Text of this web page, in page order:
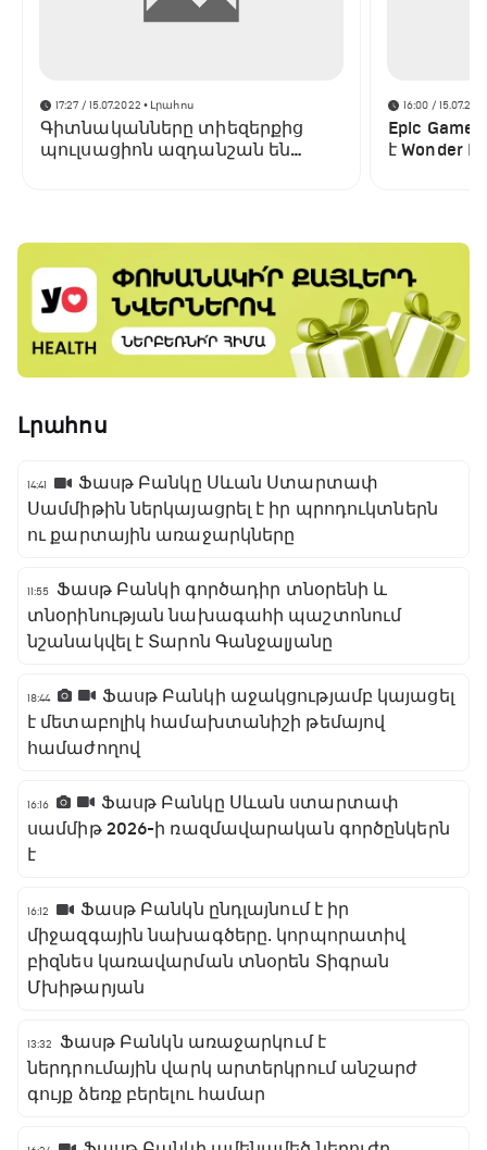
17:27 / 15.07.2022 • Լրահոս
Գիտնականները տիեզերքից
պուլսացիոն ազդանշան են
16:00 /
Epic
է Wonder
Լրահոս
14:41
Ֆասթ Բանկը Սևան Ստարտափ
Սամմիթին ներկայացրել է իր պրոդուկտներն
ու քարտային առաջարկները
11:55
Ֆասթ Բանկի գործադիր տնօրենի և
տնօրինության նախագահի պաշտոնում
նշանակվել է Տարոն Գանջալյանը
18:44
Ֆասթ Բանկի աջակցությամբ կայացել
է մետաբոլիկ համախտանիշի թեմայով
համաժողով
16:16
Ֆասթ Բանկը Սևան ստարտափ
սամմիթ 2026-ի ռազմավարական գործընկերն
է
16:12
Ֆասթ Բանկն ընդլայնում է իր
միջազգային նախագծերը․ կորպորատիվ
բիզնես կառավարման տնօրեն Տիգրան
Մխիթարյան
13:32
Ֆասթ Բանկն առաջարկում է
ներդրումային վարկ արտերկրում անշարժ
գույք ձեռք բերելու համար